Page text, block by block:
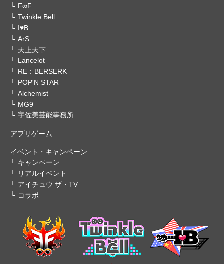
F∞F
Twinkle Bell
I♥B
ArS
天上天下
Lancelot
RE：BERSERK
POP'N STAR
Alchemist
MG9
宇佐美芸能事務所
アプリゲーム
イベント・キャンペーン
キャンペーン
リアルイベント
アイチュウ ザ・TV
コラボ